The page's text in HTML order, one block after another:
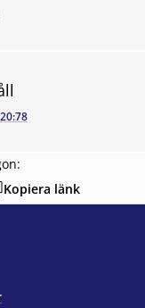
Kopiera länk